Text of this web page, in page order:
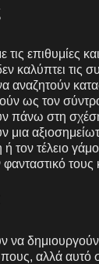
τις επιθυμίες
καλύπτει τις
αναζητούν
ως τον
πάνω στη
μια
ή τον τέλειο
φανταστικό
να
αλλά αυτό